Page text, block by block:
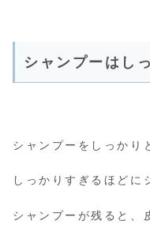
シャンプーはし
シャンプーをしっかり
しっかりすぎるほどに
シャンプーが残ると、